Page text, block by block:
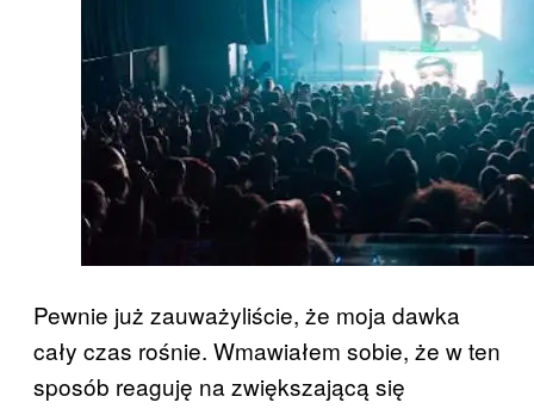
Pewnie już zauważyliście, że moja dawka
cały czas rośnie. Wmawiałem sobie, że w ten
sposób reaguję na zwiększającą się